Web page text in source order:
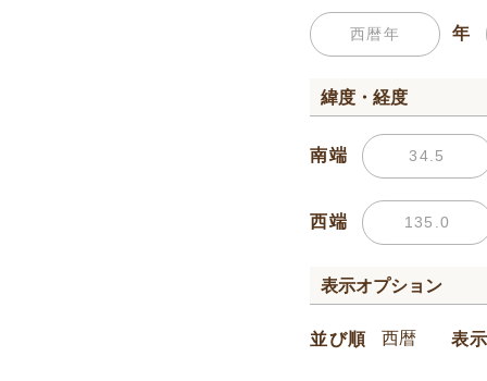
年
緯度・経度
南端
西端
表示オプション
並び順 表